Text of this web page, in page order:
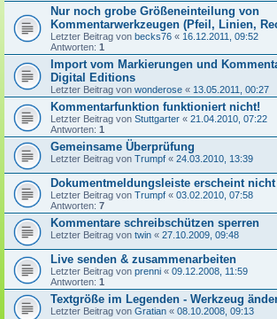
Nur noch grobe Größeneinteilung von
Kommentarwerkzeugen (Pfeil, Linien,
Letzter Beitrag von becks76 « 16.12.2011, 09:52
Antworten: 1
Import vom Markierungen und
Digital Editions
Letzter Beitrag von wonderose « 13.05.2011, 00:27
Kommentarfunktion funktioniert nicht!
Letzter Beitrag von Stuttgarter « 21.04.2010, 07:22
Antworten: 1
Gemeinsame Überprüfung
Letzter Beitrag von Trumpf « 24.03.2010, 13:39
Dokumentmeldungsleiste erscheint nicht
Letzter Beitrag von Trumpf « 03.02.2010, 07:58
Antworten: 7
Kommentare schreibschützen sperren
Letzter Beitrag von twin « 27.10.2009, 09:48
Live senden & zusammenarbeiten
Letzter Beitrag von prenni « 09.12.2008, 11:59
Antworten: 1
Textgröße im Legenden - Werkzeug
Letzter Beitrag von Gratian « 08.10.2008, 09:13